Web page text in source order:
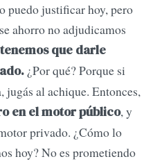
puedo justificar hoy, pero
ahorro no adjudicamos
tenemos que darle
¿Por qué? Porque si
jugás al achique. Entonces,
en el motor público, y
privado. ¿Cómo lo
hoy? No es prometiendo